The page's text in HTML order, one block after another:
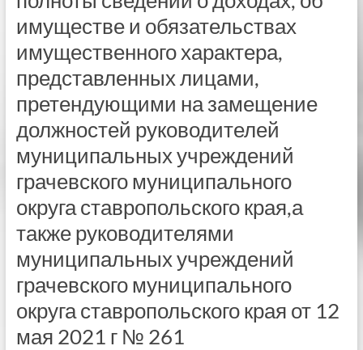
имуществе и обязательствах
имущественного характера,
представленных лицами,
претендующими на замещение
должностей руководителей
муниципальных учреждений
грачевского муниципального
округа ставропольского края,а
также руководителями
муниципальных учреждений
грачевского муниципального
округа ставропольского края от 12
мая 2021 г № 261